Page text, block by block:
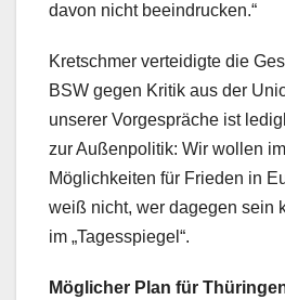
davon nicht beeindrucken.“
Kretschmer verteidigte die
BSW gegen Kritik aus der
unserer Vorgespräche ist
zur Außenpolitik: Wir wollen
Möglichkeiten für Frieden in
weiß nicht, wer dagegen sein
im „Tagesspiegel“.
Möglicher Plan für